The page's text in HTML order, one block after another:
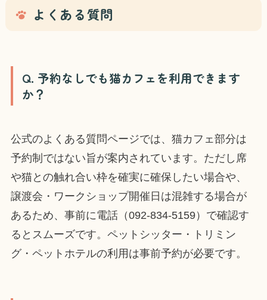
よくある質問
Q. 予約なしでも猫カフェを利用できます
か？
公式のよくある質問ページでは、猫カフェ部分は
予約制ではない旨が案内されています。ただし席
や猫との触れ合い枠を確実に確保したい場合や、
譲渡会・ワークショップ開催日は混雑する場合が
あるため、事前に電話（092-834-5159）で確認す
るとスムーズです。ペットシッター・トリミン
グ・ペットホテルの利用は事前予約が必要です。